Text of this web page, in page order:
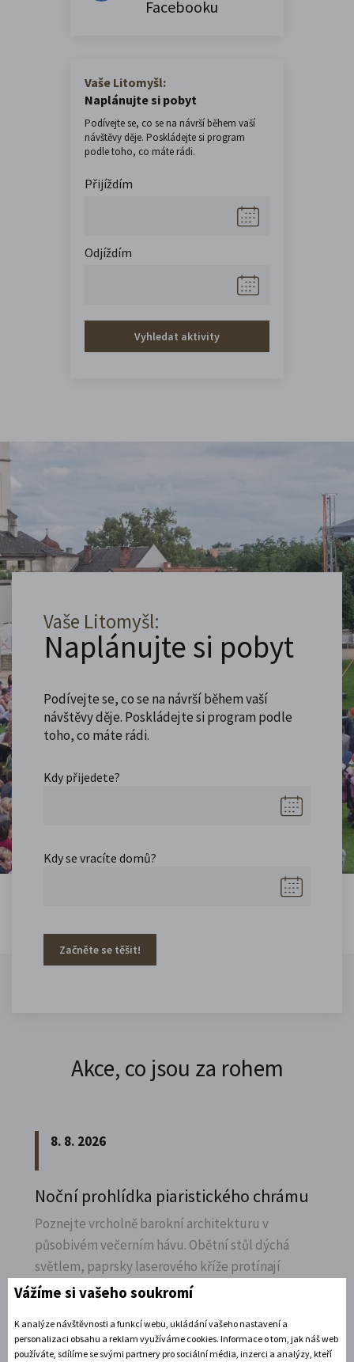
Facebooku
Vaše Litomyšl:
Naplánujte si pobyt
Podívejte se, co se na návrší během vaší
návštěvy děje. Poskládejte si program
podle toho, co máte rádi.
Přijíždím
Odjíždím
Vyhledat aktivity
Vaše Litomyšl:
Naplánujte si pobyt
Podívejte se, co se na návrší během vaší
návštěvy děje. Poskládejte si program podle
toho, co máte rádi.
Kdy přijedete?
Kdy se vracíte domů?
Začněte se těšit!
Akce, co jsou za rohem
8. 8. 2026
Noční prohlídka piaristického chrámu
Poznejte vrcholně barokní architekturu v
působivém večerním hávu. Obětní stůl dýchá
světlem, paprsky laserového kříže protínají
klenby a chrám ožívá instalacemi současného
Rozbalte si další akce
Vážíme si vašeho soukromí
K analýze návštěvnosti a funkcí webu, ukládání vašeho nastavení a
personalizaci obsahu a reklam využíváme cookies. Informace o tom, jak náš web
používáte, sdílíme se svými partnery pro sociální média, inzerci a analýzy, kteří